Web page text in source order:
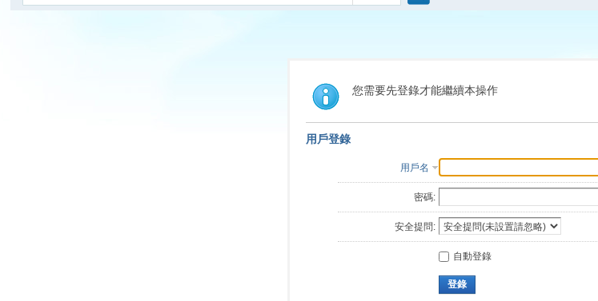
索
您需要先登錄才能繼續本操作
用戶登錄
用戶名
密碼:
安全提問:
自動登錄
登錄